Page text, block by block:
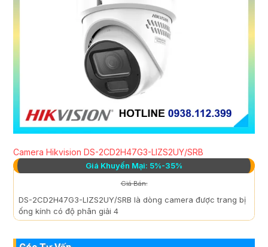
Camera Hikvision DS-2CD2H47G3-LIZS2UY/SRB
Giá Khuyến Mại: 5%-35%
Giá Bán:
DS-2CD2H47G3-LIZS2UY/SRB là dòng camera được trang bị
ống kính có độ phân giải 4